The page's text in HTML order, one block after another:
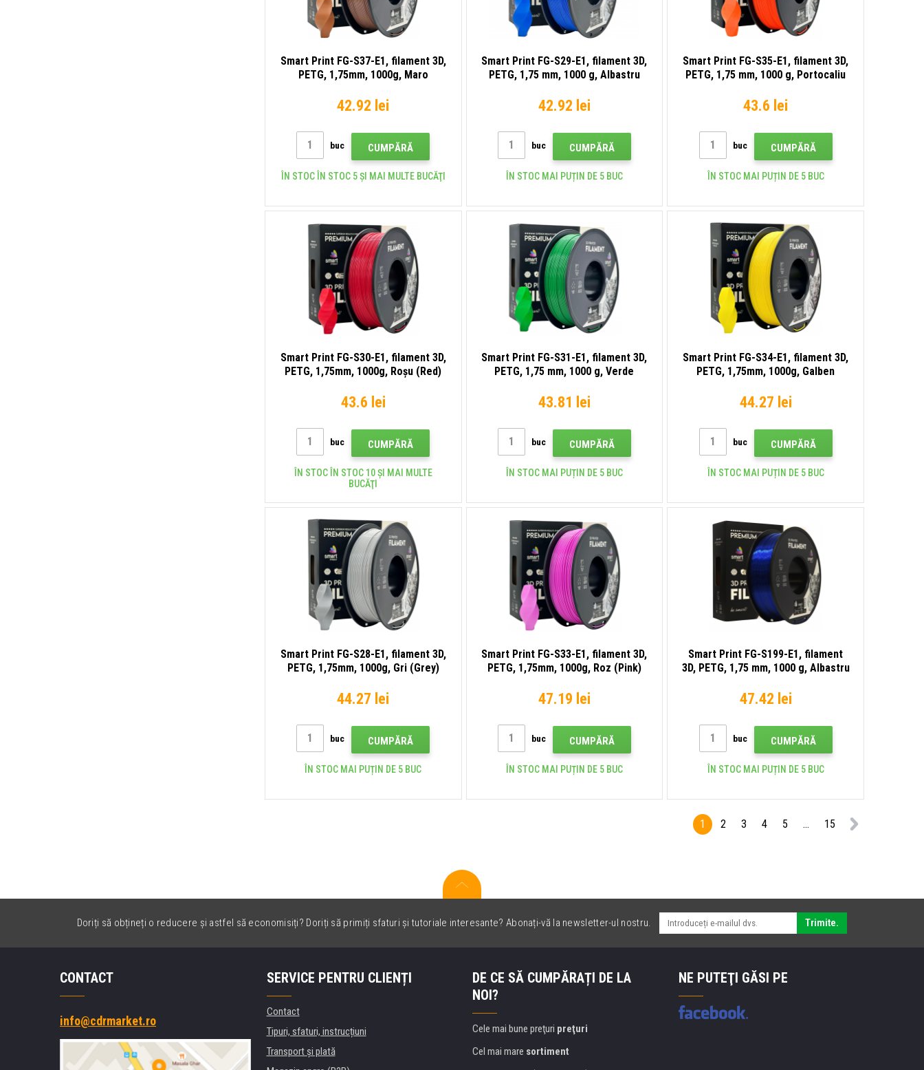
Smart Print FG-S37-E1, filament 3D,
PETG, 1,75mm, 1000g, Maro
42.92 lei
buc CUMPĂRĂ
ÎN STOC ÎN STOC 5 ȘI MAI MULTE BUCĂŢI
Smart Print FG-S29-E1, filament 3D,
PETG, 1,75 mm, 1000 g, Albastru
42.92 lei
buc CUMPĂRĂ
ÎN STOC MAI PUȚIN DE 5 BUC
Smart Print FG-S35-E1, filament 3D,
PETG, 1,75 mm, 1000 g, Portocaliu
43.6 lei
buc CUMPĂRĂ
ÎN STOC MAI PUȚIN DE 5 BUC
Smart Print FG-S30-E1, filament 3D,
PETG, 1,75mm, 1000g, Roșu (Red)
43.6 lei
buc CUMPĂRĂ
ÎN STOC ÎN STOC 10 ȘI MAI MULTE
BUCĂŢI
Smart Print FG-S31-E1, filament 3D,
PETG, 1,75 mm, 1000 g, Verde
43.81 lei
buc CUMPĂRĂ
ÎN STOC MAI PUȚIN DE 5 BUC
Smart Print FG-S34-E1, filament 3D,
PETG, 1,75mm, 1000g, Galben
44.27 lei
buc CUMPĂRĂ
ÎN STOC MAI PUȚIN DE 5 BUC
Smart Print FG-S28-E1, filament 3D,
PETG, 1,75mm, 1000g, Gri (Grey)
44.27 lei
buc CUMPĂRĂ
ÎN STOC MAI PUȚIN DE 5 BUC
Smart Print FG-S33-E1, filament 3D,
PETG, 1,75mm, 1000g, Roz (Pink)
47.19 lei
buc CUMPĂRĂ
ÎN STOC MAI PUȚIN DE 5 BUC
Smart Print FG-S199-E1, filament
3D, PETG, 1,75 mm, 1000 g, Albastru
47.42 lei
buc CUMPĂRĂ
ÎN STOC MAI PUȚIN DE 5 BUC
1 2 3 4 5 ... 15
Doriți să obțineți o reducere și astfel să economisiți? Doriți să primiți sfaturi și tutoriale interesante? Abonați-vă la newsletter-ul nostru. Trimite.
CONTACT
info@cdrmarket.ro
SERVICE PENTRU CLIENȚI
Contact
Tipuri, sfaturi, instrucțiuni
Transport şi plată
DE CE SĂ CUMPĂRAȚI DE LA
NOI?
Cele mai bune preţuri preţuri
Cel mai mare sortiment
NE PUTEŢI GĂSI PE